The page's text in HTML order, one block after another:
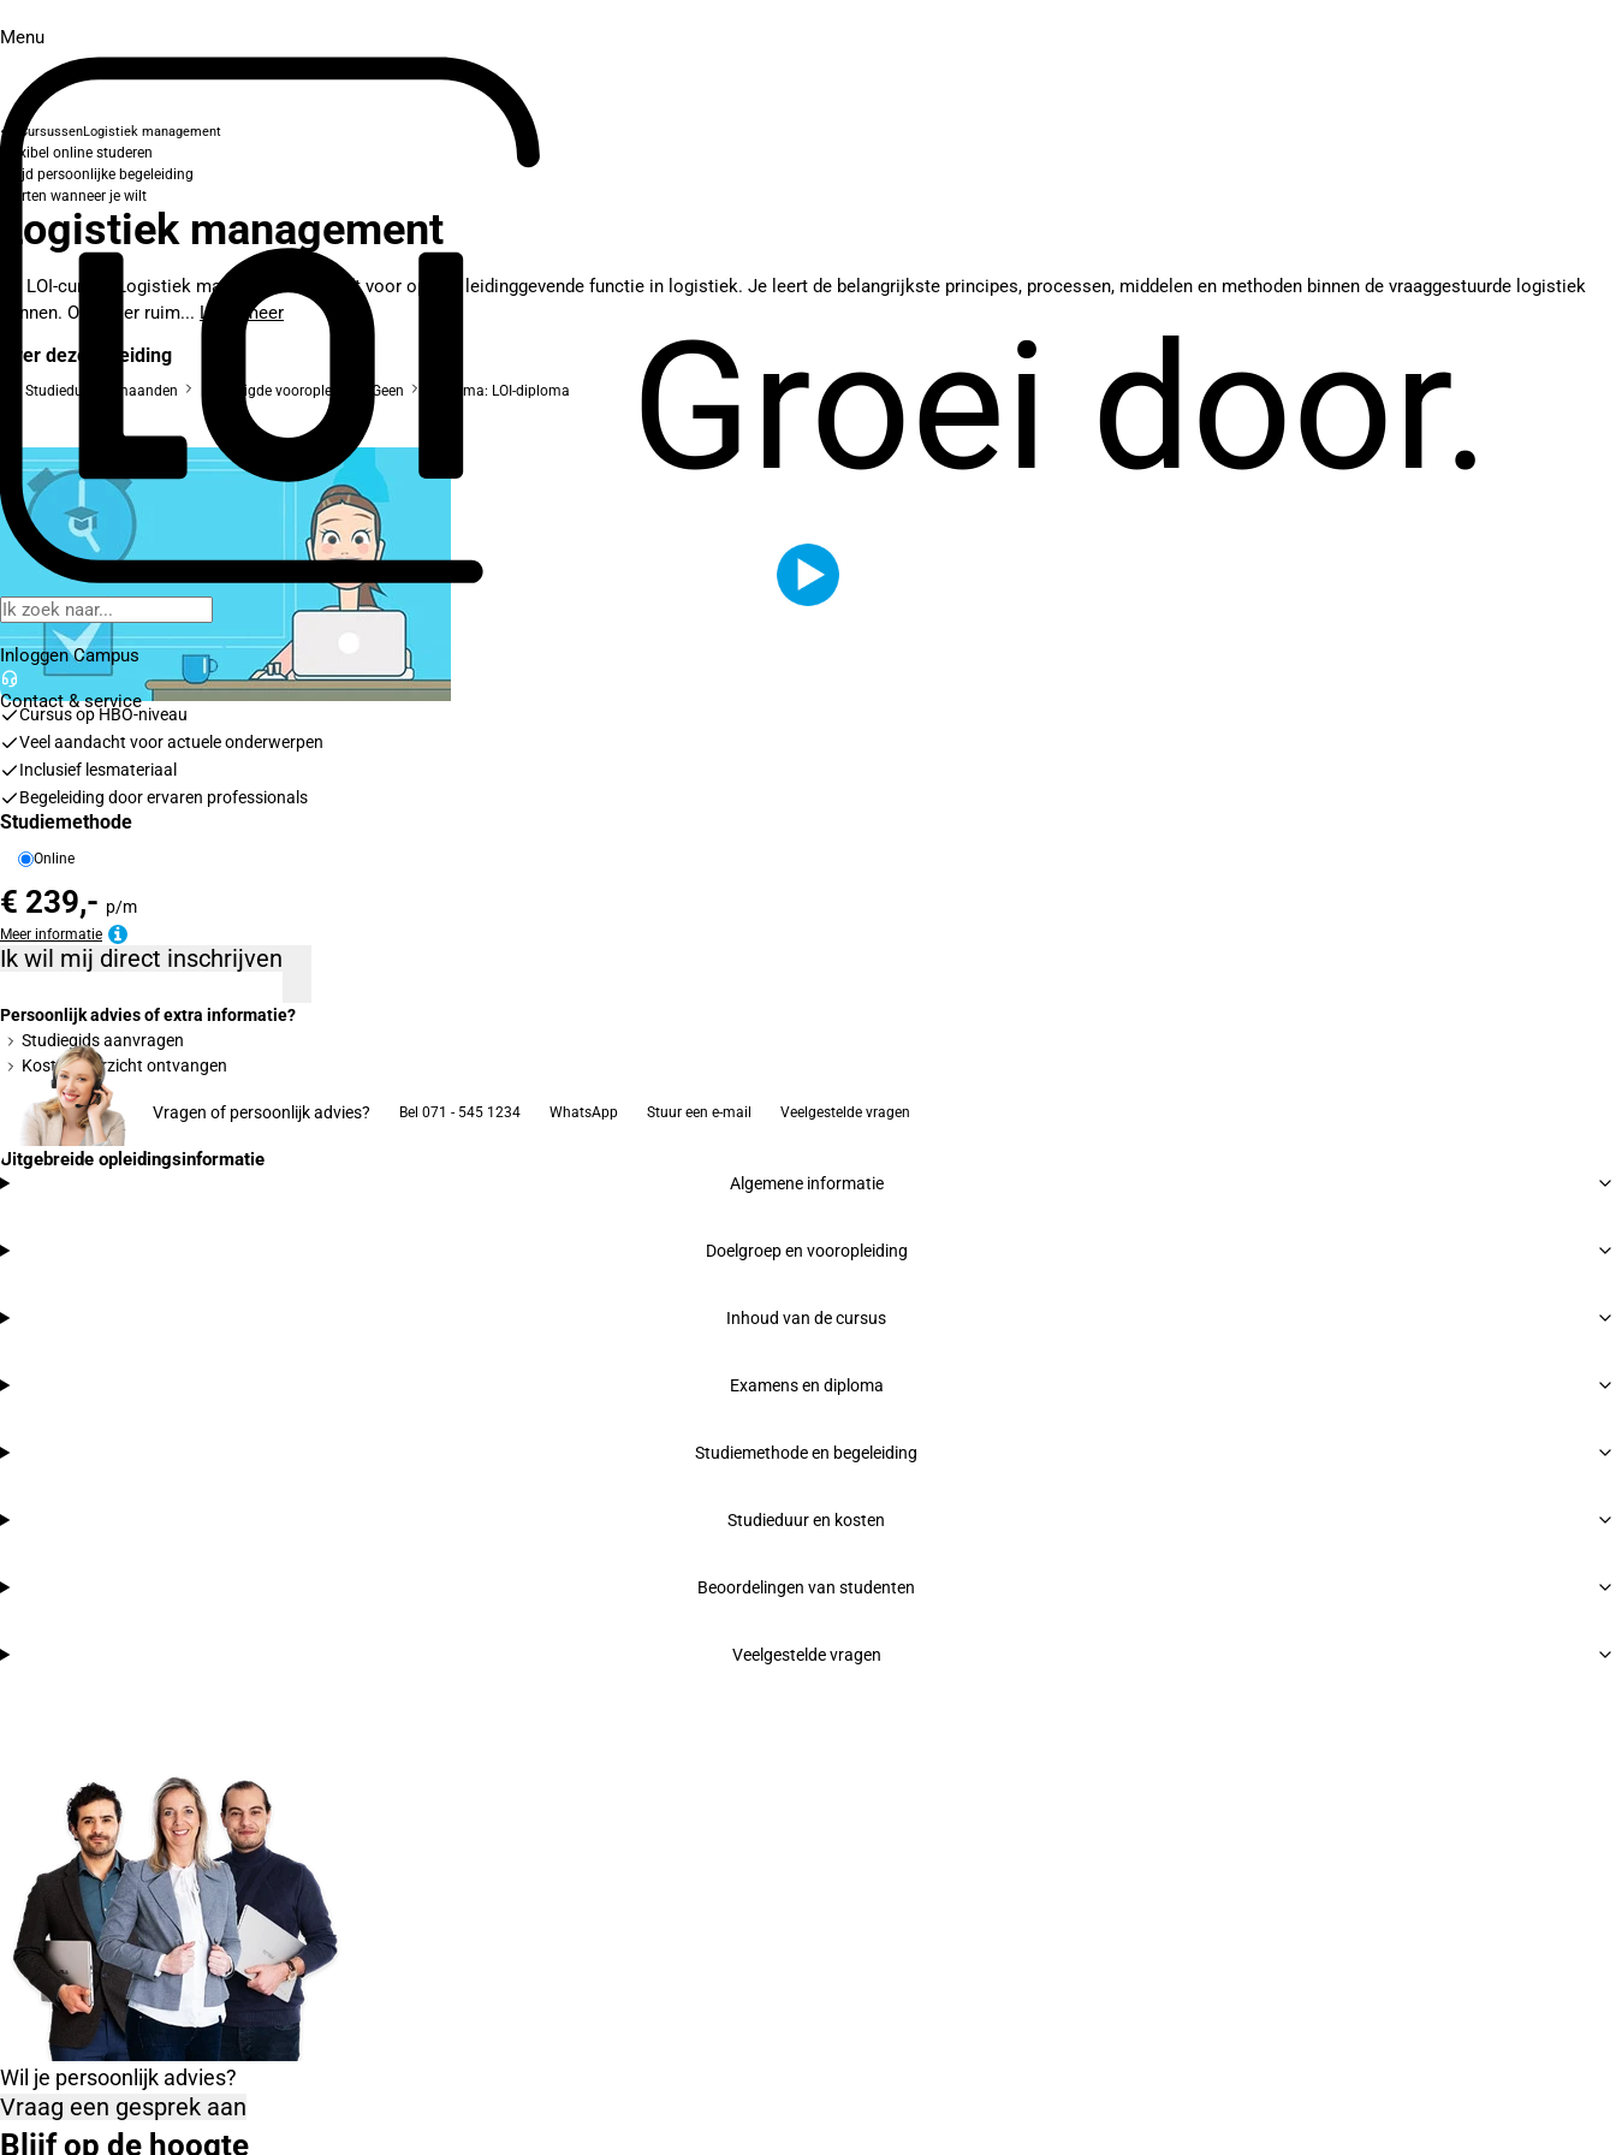
Menu
Groei door.
Inloggen Campus
Contact& service
CursussenLogistiek management
Flexibel online studeren
Altijd persoonlijke begeleiding
Starten wanneer je wilt
Logistiek management
De LOI-cursus Logistiek management bereidt voor op een leidinggevende functie in logistiek. Je leert de belangrijkste principes, processen, middelen en methoden binnen de vraaggestuurde logistiek
kennen. Ook is er ruim... Lees meer
Over deze opleiding
Studieduur: 4 maanden Benodigde vooropleiding: Geen Diploma: LOI-diploma
Cursus op HBO-niveau
Veel aandacht voor actuele onderwerpen
Inclusief lesmateriaal
Begeleiding door ervaren professionals
Studiemethode
Online
€ 239,- p/m
Meer informatie
Ik wil mij direct inschrijven
Persoonlijk advies of extra informatie?
Studiegids aanvragen
Kostenoverzicht ontvangen
Vragen of persoonlijk advies? Bel 071 - 545 1234 WhatsApp Stuur een e-mail Veelgestelde vragen
Uitgebreide opleidingsinformatie
Algemene informatie
Doelgroep en vooropleiding
Inhoud van de cursus
Examens en diploma
Studiemethode en begeleiding
Studieduur en kosten
Beoordelingen van studenten
Veelgestelde vragen
Wil je persoonlijk advies?
Vraag een gesprek aan
Blijf op de hoogte